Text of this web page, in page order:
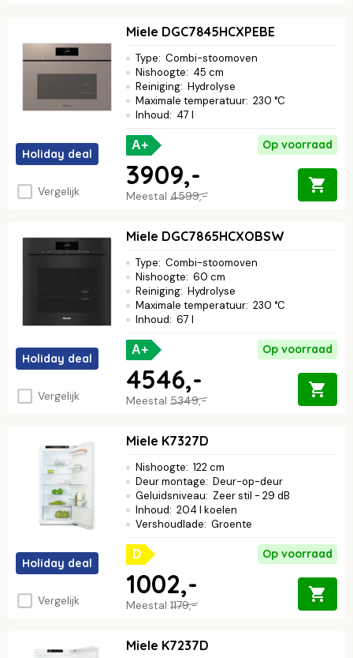
Holiday deal
Vergelijk
Miele DGC7845HCXPEBE
Type: Combi-stoomoven
Nishoogte: 45 cm
Reiniging: Hydrolyse
Maximale temperatuur: 230 °C
Inhoud: 47 l
A+ Op voorraad
Meestal 4599,-
3909,-
Holiday deal
Vergelijk
Miele DGC7865HCXOBSW
Type: Combi-stoomoven
Nishoogte: 60 cm
Reiniging: Hydrolyse
Maximale temperatuur: 230 °C
Inhoud: 67 l
A+ Op voorraad
Meestal 5349,-
4546,-
Holiday deal
Vergelijk
Miele K7327D
Nishoogte: 122 cm
Deur montage: Deur-op-deur
Geluidsniveau: Zeer stil - 29 dB
Inhoud: 204 l koelen
Vershoudlade: Groente
D Op voorraad
Meestal 1179,-
1002,-
Miele K7237D